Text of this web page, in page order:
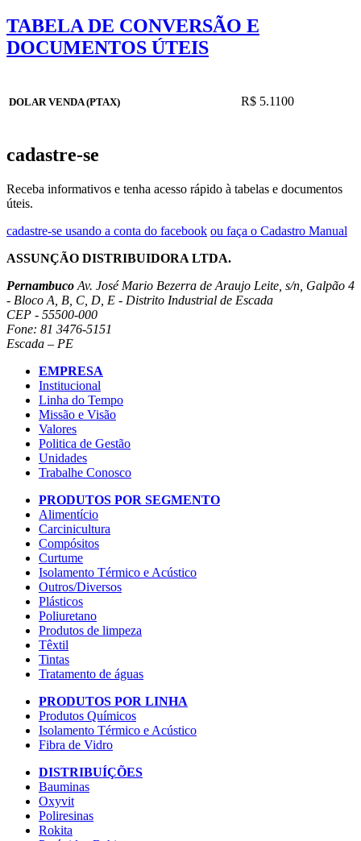
TABELA DE CONVERSÃO E
DOCUMENTOS ÚTEIS
DOLAR VENDA (PTAX) R$ 5.1100
cadastre-se
Receba informativos e tenha acesso rápido à tabelas e documentos
úteis.
cadastre-se usando a conta do facebook ou faça o Cadastro Manual
ASSUNÇÃO DISTRIBUIDORA LTDA.
Pernambuco Av. José Mario Bezerra de Araujo Leite, s/n, Galpão 4
- Bloco A, B, C, D, E - Distrito Industrial de Escada
CEP - 55500-000
Fone: 81 3476-5151
Escada – PE
EMPRESA
Institucional
Linha do Tempo
Missão e Visão
Valores
Politica de Gestão
Unidades
Trabalhe Conosco
PRODUTOS POR SEGMENTO
Alimentício
Carcinicultura
Compósitos
Curtume
Isolamento Térmico e Acústico
Outros/Diversos
Plásticos
Poliuretano
Produtos de limpeza
Têxtil
Tintas
Tratamento de águas
PRODUTOS POR LINHA
Produtos Químicos
Isolamento Térmico e Acústico
Fibra de Vidro
DISTRIBUÍÇÕES
Bauminas
Oxyvit
Poliresinas
Rokita